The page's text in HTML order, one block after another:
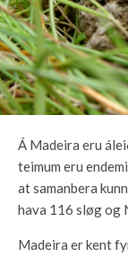
Á Madeira eru
teimum eru
at samanbera
hava 116 sløg og
Madeira er kent